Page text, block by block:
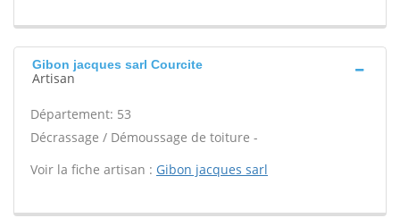
Gibon jacques sarl Courcite
Artisan
Département: 53
Décrassage / Démoussage de toiture -
Voir la fiche artisan : Gibon jacques sarl